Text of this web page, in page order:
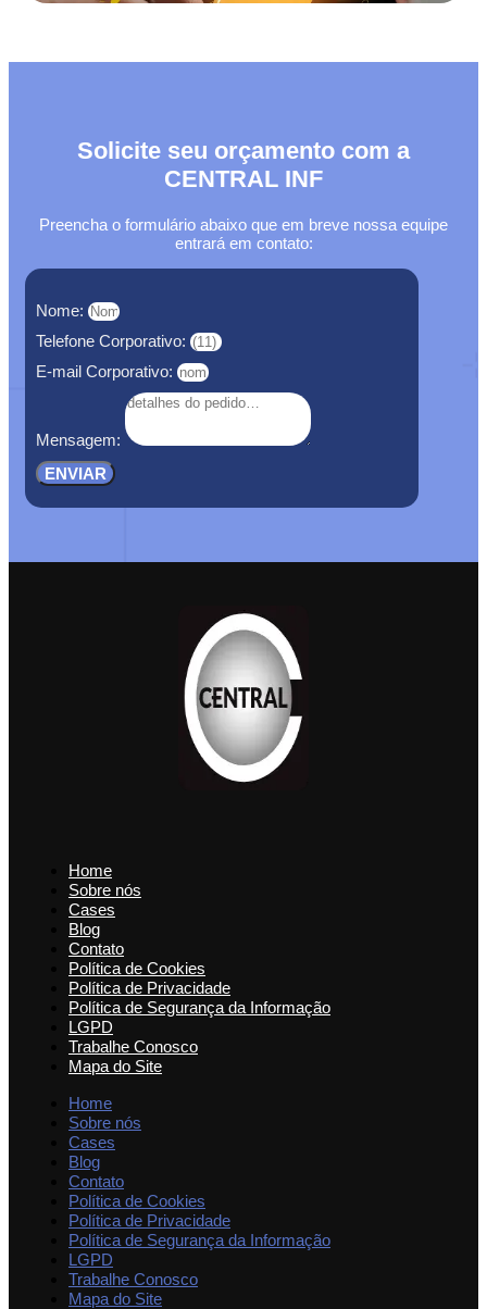
Solicite seu orçamento com a
CENTRAL INF
Preencha o formulário abaixo que em breve nossa equipe
entrará em contato:
Nome:
Telefone Corporativo:
E-mail Corporativo:
Mensagem:
ENVIAR
Home
Sobre nós
Cases
Blog
Contato
Política de Cookies
Política de Privacidade
Política de Segurança da Informação
LGPD
Trabalhe Conosco
Mapa do Site
Home
Sobre nós
Cases
Blog
Contato
Política de Cookies
Política de Privacidade
Política de Segurança da Informação
LGPD
Trabalhe Conosco
Mapa do Site